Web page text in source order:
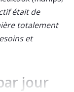
était de
totalement
et
jour